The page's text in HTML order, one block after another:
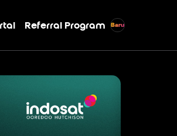
Referral Program Baru